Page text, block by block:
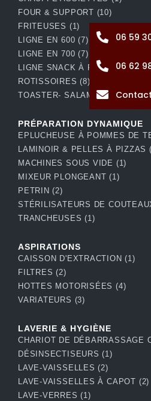
FOUR & SUPPORT (10)
FRITEUSES (1)
LIGNE EN 600(7)
LIGNE EN 700(7)
LIGNE SNACK À POSER(19)
ROTISSOIRES(8)
TOASTER- SALAMANDRE(2)
PRÉPARATION DYNAMIQUE
EPLUCHEUSE À POMMES DE
LAMINOIR & PELLES À PIZZAS
MACHINES SOUS VIDE (1)
MIXEUR PLONGEANT(1)
PETRIN(2)
STÉRILISATEURS DE
TRANCHEUSES(1)
ASPIRATIONS
CAISSON D'EXTRACTION(1)
FILTRES(2)
HOTTES MOTORISÉES(4)
VARIATEURS (3)
LAVERIE & HYGIÈNE
CHARIOT DE DÉBARRASSAGE
DÉSINSECTISEURS(1)
LAVE-VAISSELLES(2)
LAVE-VAISSELLES À CAPOT (2)
LAVE-VERRES(1)
06 59
06 62